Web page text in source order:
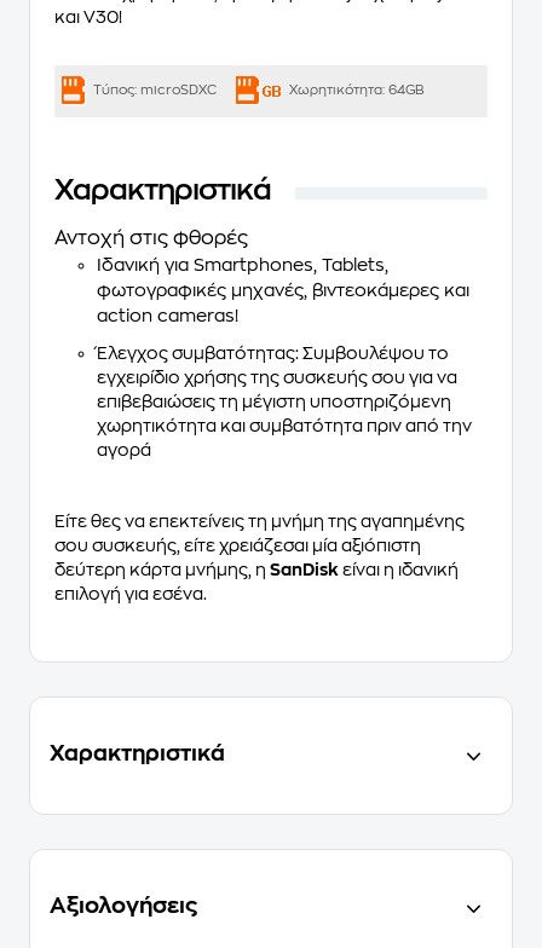
και V30!
Τύπος: microSDXC Χωρητικότητα: 64GB
Χαρακτηριστικά
Αντοχή στις φθορές
Ιδανική για Smartphones, Tablets,
φωτογραφικές μηχανές, βιντεοκάμερες και
action cameras!
Έλεγχος συμβατότητας: Συμβουλέψου το
εγχειρίδιο χρήσης της συσκευής σου για να
επιβεβαιώσεις τη μέγιστη υποστηριζόμενη
χωρητικότητα και συμβατότητα πριν από την
αγορά
Είτε θες να επεκτείνεις τη μνήμη της αγαπημένης
σου συσκευής, είτε χρειάζεσαι μία αξιόπιστη
δεύτερη κάρτα μνήμης, η SanDisk είναι η ιδανική
επιλογή για εσένα.
Χαρακτηριστικά
Αξιολογήσεις